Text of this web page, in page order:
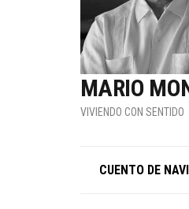
MARIO
VIVIENDO CON SENTIDO
CUENTO DE